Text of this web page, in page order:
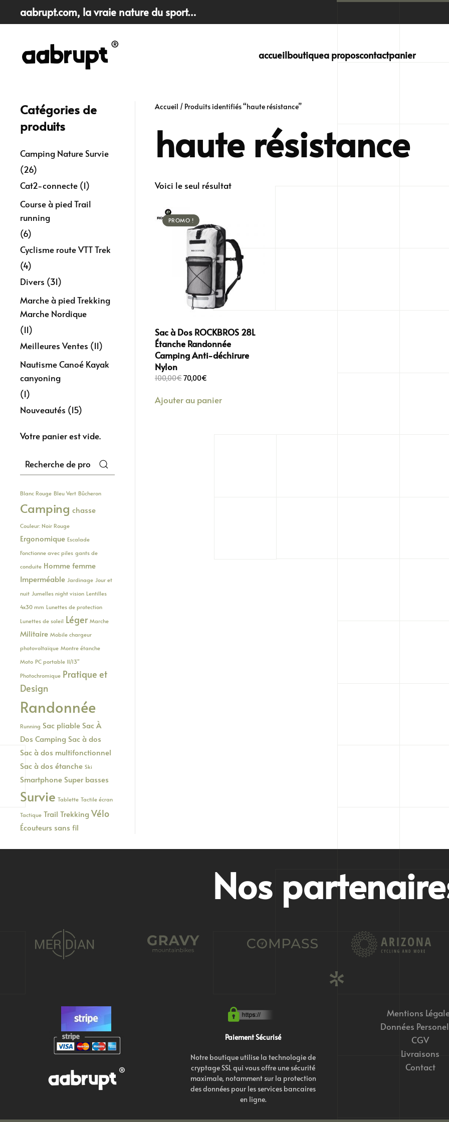
main
content
aabrupt.com, la vraie nature du sport…
accueilboutiquea proposcontactpanier
Accueil / Produits identifiés “haute résistance”
haute résistance
Voici le seul résultat
PROMO !
Sac à Dos ROCKBROS 28L
Étanche Randonnée
Camping Anti-déchirure
Nylon
100,00€Le
initial
70,00€Le
actuel
Ajouter au panier
Catégories de
produits
Camping Nature Survie
(26)
Cat2-connecte (1)
Course à pied Trail
running
(6)
Cyclisme route VTT Trek
(4)
Divers (31)
Marche à pied Trekking
Marche Nordique
(11)
Meilleures Ventes (11)
Nautisme Canoé Kayak
canyoning
(1)
Nouveautés (15)
Votre panier est vide.
Recherche
pour :
Blanc Rouge Bleu Vert Bûcheron
Camping chasse
Couleur: Noir Rouge
Ergonomique Escalade
Fonctionne avec piles gants de
conduite Homme femme
Imperméable Jardinage Jour et
nuit Jumelles night vision Lentilles
4x30 mm Lunettes de protection
Lunettes de soleil Léger Marche
Militaire Mobile chargeur
photovoltaïque Montre étanche
Moto PC portable 11/13"
Photochromique Pratique et
Design
Randonnée
Running Sac pliable Sac À
Dos Camping Sac à dos
Sac à dos multifonctionnel
Sac à dos étanche Ski
Smartphone Super basses
Survie Tablette Tactile écran
Tactique Trail Trekking Vélo
Écouteurs sans fil
Nos
Paiement Sécurisé
Notre boutique utilise la technologie de
cryptage SSL qui vous offre une sécurité
maximale, notamment sur la protection
des données pour les services bancaires
en ligne.
Mentions
Données
CGV
Livraisons
Contact